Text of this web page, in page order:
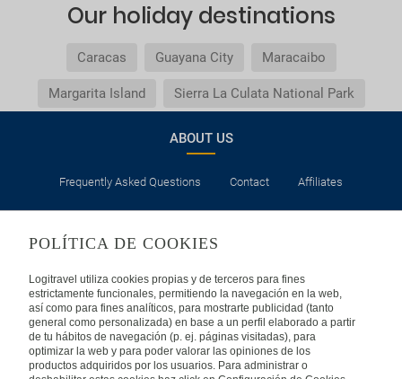
Our holiday destinations
Caracas Guayana City Maracaibo
Margarita Island Sierra La Culata National Park
ABOUT US
Frequently Asked Questions Contact Affiliates
Privacy Security Cookies Policy Terms of Use
INTERNATIONAL
Spain Portugal
POLÍTICA DE COOKIES
Logitravel utiliza cookies propias y de terceros para fines
estrictamente funcionales, permitiendo la navegación en la web,
así como para fines analíticos, para mostrarte publicidad (tanto
general como personalizada) en base a un perfil elaborado a partir
de tu hábitos de navegación (p. ej. páginas visitadas), para
optimizar la web y para poder valorar las opiniones de los
productos adquiridos por los usuarios. Para administrar o